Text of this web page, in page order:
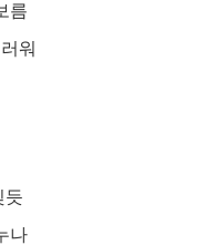
름
워
듯
나